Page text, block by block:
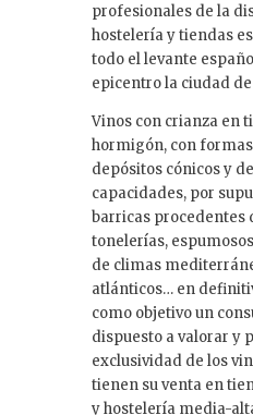
profesionales de la
hostelería y tiendas
todo el levante
epicentro la ciudad
Vinos con crianza en
hormigón, con
depósitos cónicos y
capacidades, por
barricas procedentes
tonelerías,
de climas
atlánticos… en
como objetivo un
dispuesto a valorar y
exclusividad de los
tienen su venta en
y hostelería media-